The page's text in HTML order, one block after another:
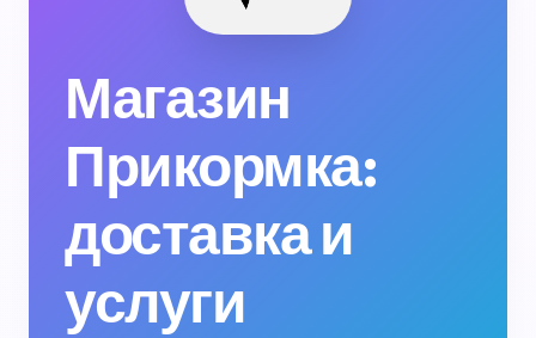
Магазин
Прикормка:
доставка и
услуги